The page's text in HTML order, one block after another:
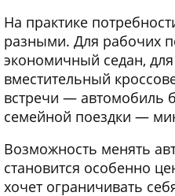
На практике
разными. Для рабочих
экономичный седан,
вместительный
встречи — автомобиль
семейной поездки —
Возможность менять
становится особенно
хочет ограничивать